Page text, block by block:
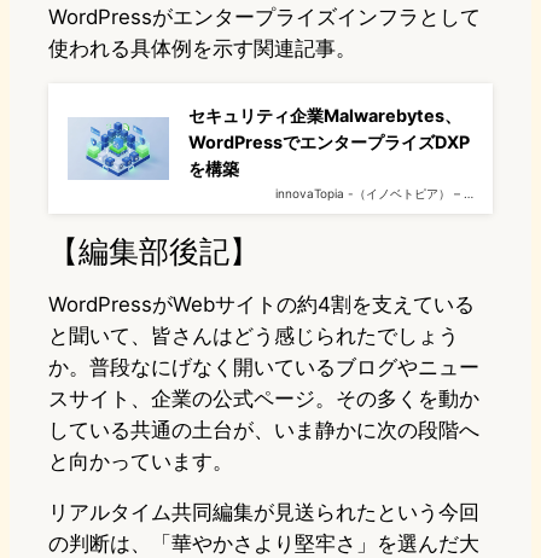
WordPressがエンタープライズインフラとして
使われる具体例を示す関連記事。
セキュリティ企業Malwarebytes、
WordPressでエンタープライズDXP
を構築
innovaTopia -（イノベトピア） – …
【編集部後記】
WordPressがWebサイトの約4割を支えている
と聞いて、皆さんはどう感じられたでしょう
か。普段なにげなく開いているブログやニュー
スサイト、企業の公式ページ。その多くを動か
している共通の土台が、いま静かに次の段階へ
と向かっています。
リアルタイム共同編集が見送られたという今回
の判断は、「華やかさより堅牢さ」を選んだ大